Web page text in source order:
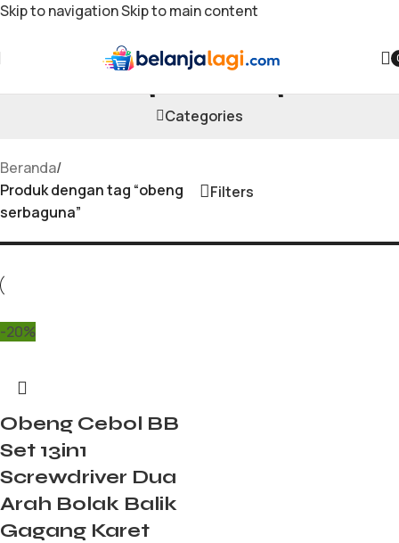
Skip to navigationSkip to main content
obeng serbaguna
Categories
Beranda/
Produk dengan tag “obeng
serbaguna”
Filters
-20%
Obeng Cebol BB
Set 13in1
Screwdriver Dua
Arah Bolak Balik
Gagang Karet